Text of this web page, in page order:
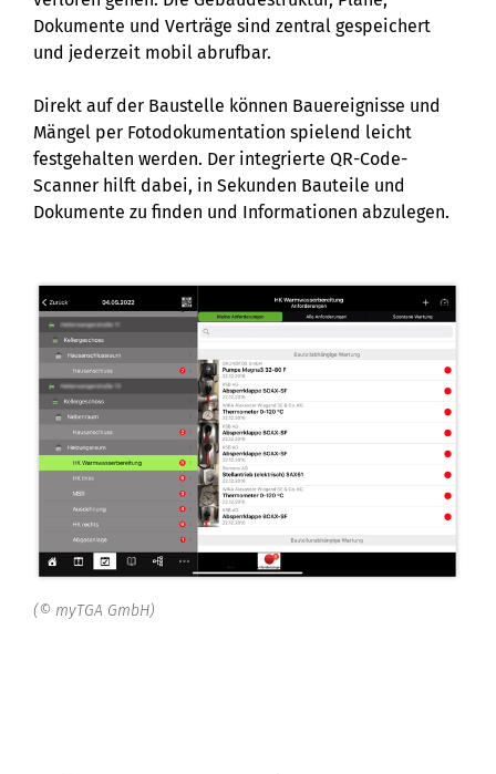
Dokumente und Verträge sind zentral gespeichert
und jederzeit mobil abrufbar.
Direkt auf der Baustelle können Bauereignisse und
Mängel per Fotodokumentation spielend leicht
festgehalten werden. Der integrierte QR-Code-
Scanner hilft dabei, in Sekunden Bauteile und
Dokumente zu finden und Informationen abzulegen.
(© myTGA GmbH)